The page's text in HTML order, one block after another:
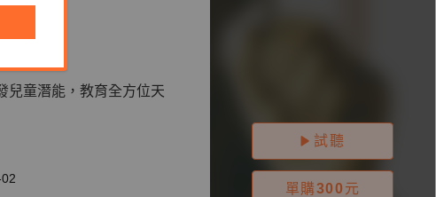
兒童潛能，教育全方位天
試聽
單購300 元